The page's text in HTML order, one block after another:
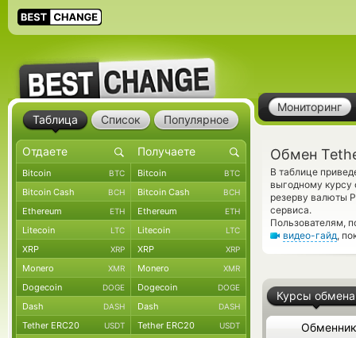
Мониторинг
Обмен
В таблице
выгодному курсу
резерву валюты
сервиса.
Пользователям,
видео-гайд,
Курсы обмена
Обменник
Таблица Список Популярное
Bitcoin BTC Bitcoin BTC
Bitcoin Cash BCH Bitcoin Cash BCH
Ethereum ETH Ethereum ETH
Litecoin LTC Litecoin LTC
XRP XRP XRP XRP
Monero XMR Monero XMR
Dogecoin DOGE Dogecoin DOGE
Dash DASH Dash DASH
Tether ERC20 USDT Tether ERC20 USDT